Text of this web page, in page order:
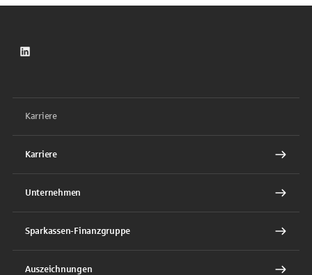
LinkedIn
Karriere
Karriere
Unternehmen
Sparkassen-Finanzgruppe
Auszeichnungen